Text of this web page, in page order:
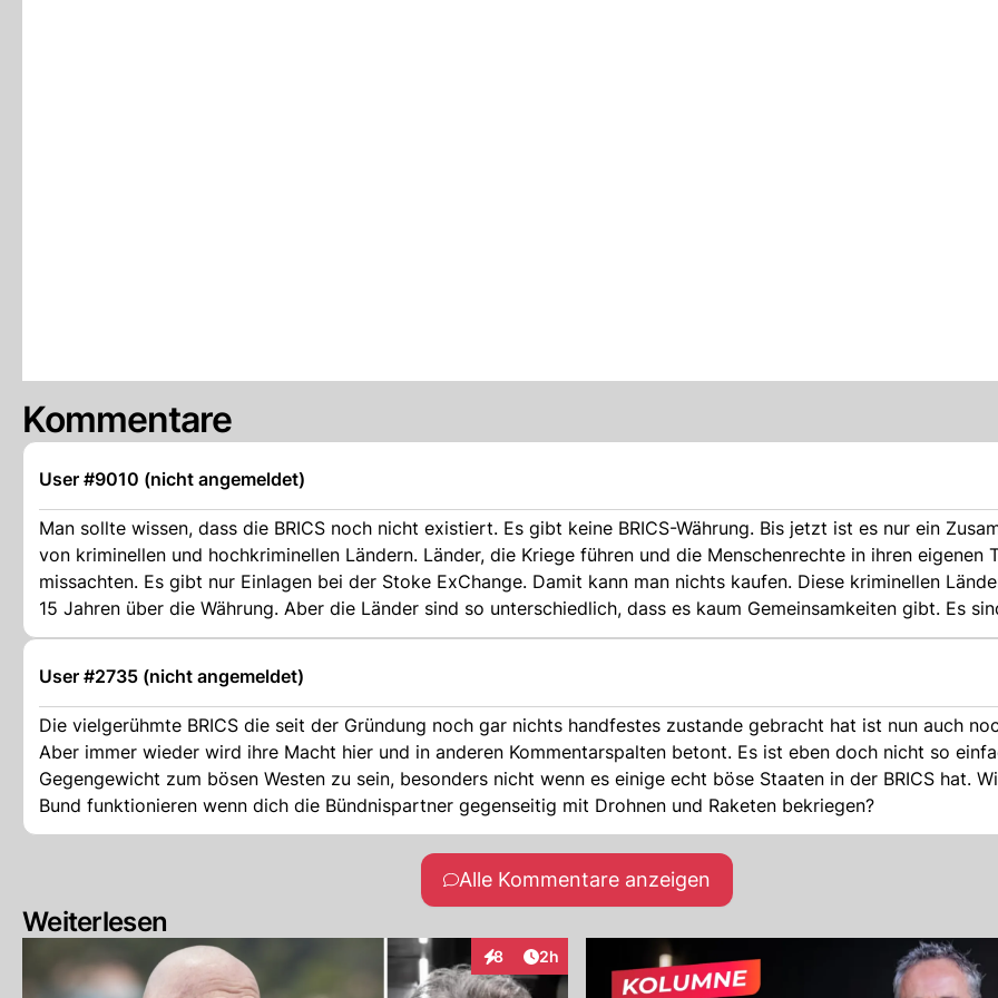
Kommentare
User #9010 (nicht angemeldet)
Man sollte wissen, dass die BRICS noch nicht existiert. Es gibt keine BRICS-Währung. Bis jetzt ist es nur ein
von kriminellen und hochkriminellen Ländern. Länder, die Kriege führen und die Menschenrechte in ihren eigenen
missachten. Es gibt nur Einlagen bei der Stoke ExChange. Damit kann man nichts kaufen. Diese kriminellen
15 Jahren über die Währung. Aber die Länder sind so unterschiedlich, dass es kaum Gemeinsamkeiten gibt. Es
produzierende Länder beteiligt. Wie soll das funktionieren? Der gleiche Club und alle haben Öl? An wen
Öl? Sicherlich nicht untereinander. Oder an Europa, die USA oder Kanada? Oder an ein Land, das kein Geld hat?
Geschichte ist sehr kompliziert. Außerdem ist Saudi-Arabien nicht mehr dabei, sondern beobachtet nur noch.
User #2735 (nicht angemeldet)
Die vielgerühmte BRICS die seit der Gründung noch gar nichts handfestes zustande gebracht hat ist nun auch
Aber immer wieder wird ihre Macht hier und in anderen Kommentarspalten betont. Es ist eben doch nicht so
Gegengewicht zum bösen Westen zu sein, besonders nicht wenn es einige echt böse Staaten in der BRICS hat.
Bund funktionieren wenn dich die Bündnispartner gegenseitig mit Drohnen und Raketen bekriegen?
Alle Kommentare anzeigen
Weiterlesen
8
InteraktionenArtikel veröffentlicht:
2h